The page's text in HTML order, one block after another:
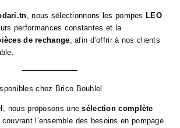
, nous sélectionnons les pompes LEO
performances constantes et la
de rechange, afin d’offrir à nos clients
chez Brico Bouhlel
, nous proposons unesélection complète
couvrant l’ensemble des besoins en pompage.